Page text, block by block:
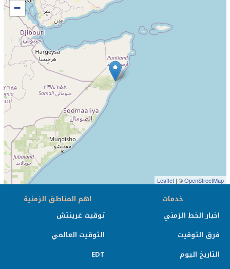
−
Leaflet | ©OpenStreetMap
خدمات
اخبار الخط الزمني
فرق التوقيت
التاريخ اليوم
اهم المناطق الزمنية
توقيت غرينتش
التوقيت العالمي
EDT